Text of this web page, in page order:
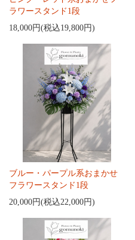
ラワースタンド1段
18,000円(税込19,800円)
ブルー・パープル系おまかせ
フラワースタンド1段
20,000円(税込22,000円)